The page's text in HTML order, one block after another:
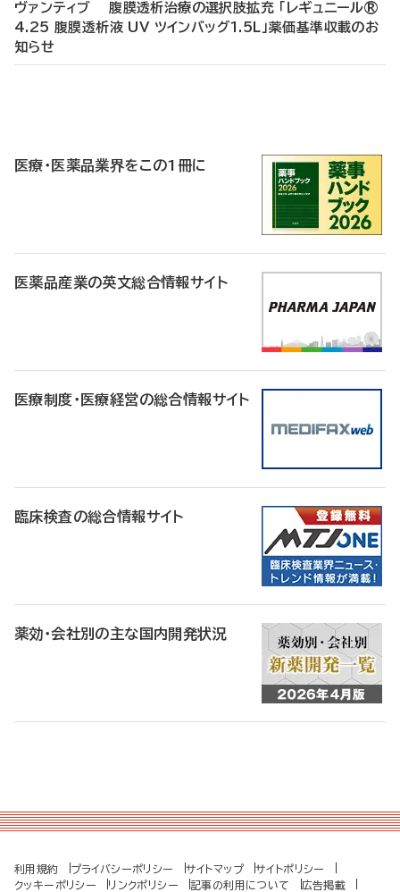
ヴァンティブ 腹膜透析治療の選択肢拡充 「レギュニール®
4.25 腹膜透析液 UV ツインバッグ1.5L」薬価基準収載のお
知らせ
医療・医薬品業界をこの1冊に
医薬品産業の英文総合情報サイト
医療制度・医療経営の総合情報サイト
臨床検査の総合情報サイト
薬効・会社別の主な国内開発状況
利用規約 プライバシーポリシー サイトマップ
サイトポリシー
クッキーポリシー
リンクポリシー 記事の利用について 広告掲載